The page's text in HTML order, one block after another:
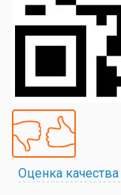
Оценка